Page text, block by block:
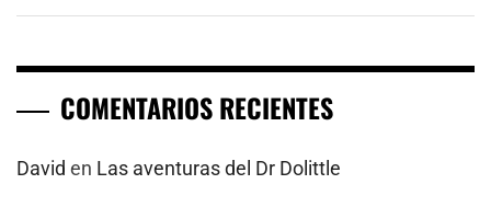
COMENTARIOS RECIENTES
David en Las aventuras del Dr Dolittle